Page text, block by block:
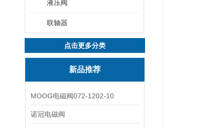
液压阀
联轴器
点击更多分类
新品推荐
MOOG电磁阀072-1202-10
诺冠电磁阀